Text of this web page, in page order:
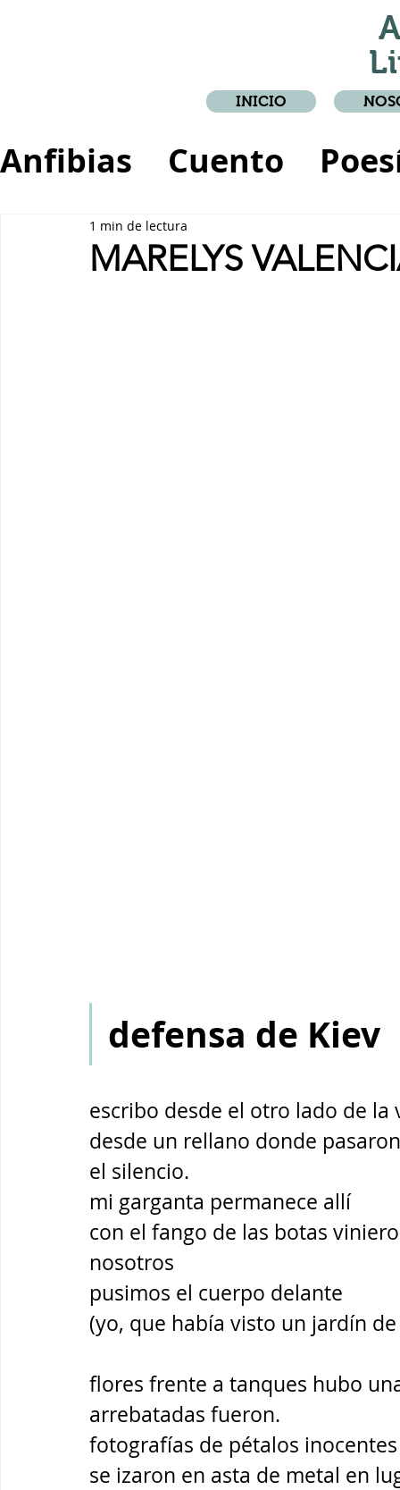
INICIO
Anfibias Cuento
Crónica
MARELYS
1 min de lectura
defensa de Kiev
escribo desde el otro lado de la
desde un rellano donde
el silencio.
mi garganta permanece allí
con el fango de las botas
nosotros
pusimos el cuerpo delante
(yo, que había visto un jardín
flores frente a tanques hubo
arrebatadas fueron.
fotografías de pétalos inocentes
se izaron en asta de metal en